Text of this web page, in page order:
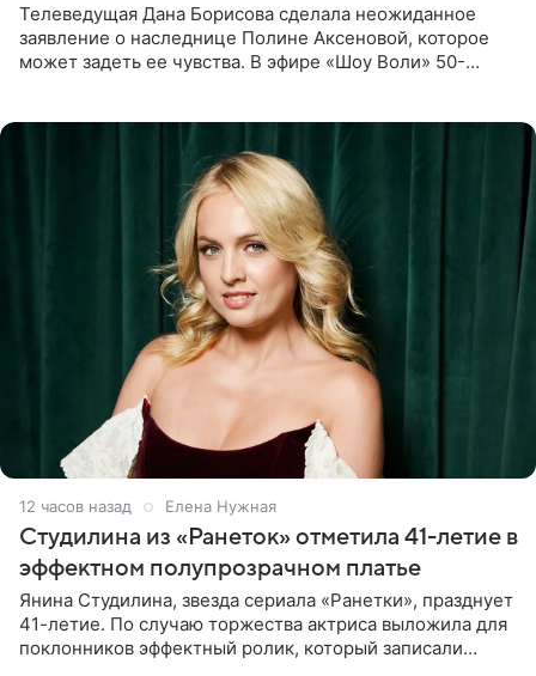
Телеведущая Дана Борисова сделала неожиданное
заявление о наследнице Полине Аксеновой, которое
может задеть ее чувства. В эфире «Шоу Воли» 50-
12 часов назад Елена Нужная
Студилина из «Ранеток» отметила 41-летие в
эффектном полупрозрачном платье
Янина Студилина, звезда сериала «Ранетки», празднует
41-летие. По случаю торжества актриса выложила для
поклонников эффектный ролик, который записали